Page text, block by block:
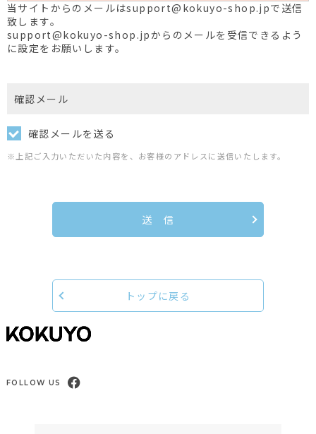
当サイトからのメールはsupport@kokuyo-shop.jpで送信
致します。
support@kokuyo-shop.jpからのメールを受信できるよう
に設定をお願いします。
確認メール
確認メールを送る
※上記ご入力いただいた内容を、お客様のアドレスに送信いたします。
送 信
トップに戻る
FOLLOW US